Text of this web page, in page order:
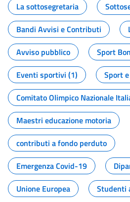
La sottosegretaria
Bandi Avvisi e Contributi
Avviso pubblico
Sport
Eventi sportivi (1)
Sport
Comitato Olimpico Nazionale
Maestri educazione motoria
contributi a fondo perduto
Emergenza Covid-19
Unione Europea
Studenti